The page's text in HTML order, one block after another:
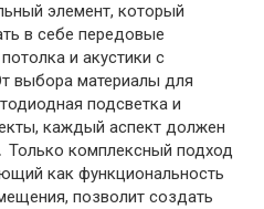
элемент, который
в себе передовые
и акустики с
выбора материалы для
подсветка и
каждый аспект должен
Только комплексный подход
как функциональность
позволит создать